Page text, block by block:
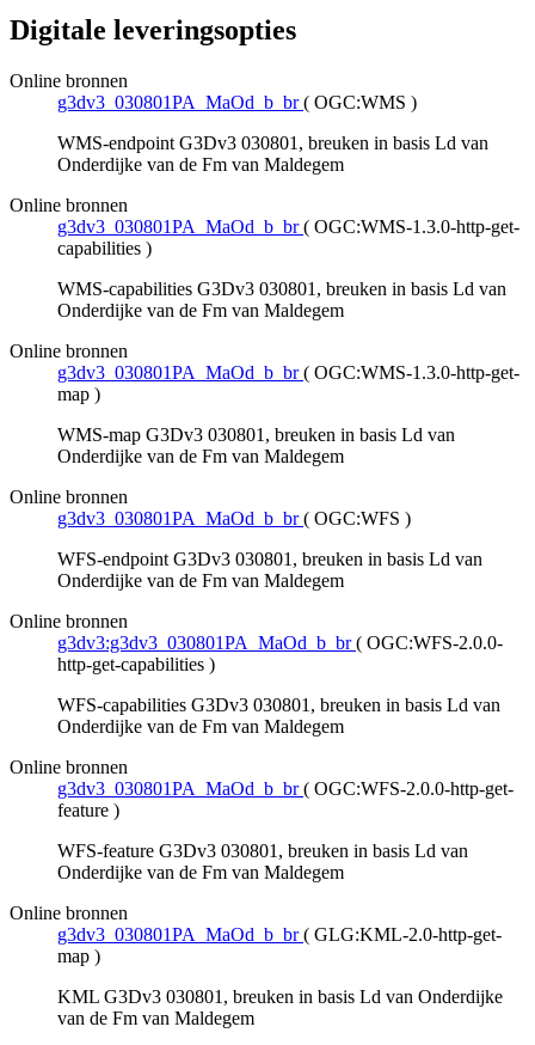
Digitale leveringsopties
Online bronnen
g3dv3_030801PA_MaOd_b_br ( OGC:WMS )
WMS-endpoint G3Dv3 030801, breuken in basis Ld van
Onderdijke van de Fm van Maldegem
Online bronnen
g3dv3_030801PA_MaOd_b_br ( OGC:WMS-1.3.0-http-get-
capabilities )
WMS-capabilities G3Dv3 030801, breuken in basis Ld van
Onderdijke van de Fm van Maldegem
Online bronnen
g3dv3_030801PA_MaOd_b_br ( OGC:WMS-1.3.0-http-get-
map )
WMS-map G3Dv3 030801, breuken in basis Ld van
Onderdijke van de Fm van Maldegem
Online bronnen
g3dv3_030801PA_MaOd_b_br ( OGC:WFS )
WFS-endpoint G3Dv3 030801, breuken in basis Ld van
Onderdijke van de Fm van Maldegem
Online bronnen
g3dv3:g3dv3_030801PA_MaOd_b_br ( OGC:WFS-2.0.0-
http-get-capabilities )
WFS-capabilities G3Dv3 030801, breuken in basis Ld van
Onderdijke van de Fm van Maldegem
Online bronnen
g3dv3_030801PA_MaOd_b_br ( OGC:WFS-2.0.0-http-get-
feature )
WFS-feature G3Dv3 030801, breuken in basis Ld van
Onderdijke van de Fm van Maldegem
Online bronnen
g3dv3_030801PA_MaOd_b_br ( GLG:KML-2.0-http-get-
map )
KML G3Dv3 030801, breuken in basis Ld van Onderdijke
van de Fm van Maldegem